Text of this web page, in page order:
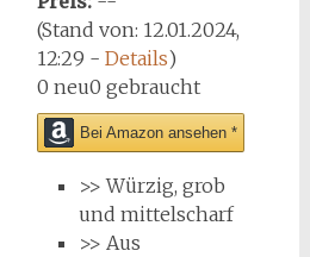
(Stand von: 12.01.2024,
12:29 - Details)
0 neu0 gebraucht
Bei Amazon ansehen *
>> Würzig, grob
und mittelscharf
>> Aus